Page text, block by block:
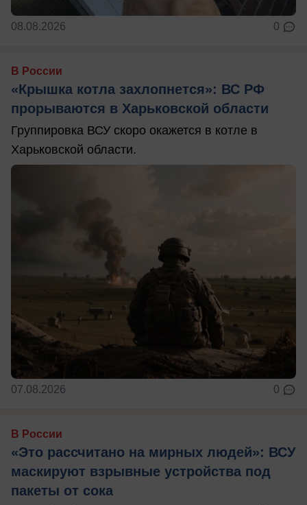
08.08.2026 0
В России
«Крышка котла захлопнется»: ВС РФ
прорываются в Харьковской области
Группировка ВСУ скоро окажется в котле в
Харьковской области.
07.08.2026 0
В России
«Это рассчитано на мирных людей»: ВСУ
маскируют взрывные устройства под
пакеты от сока